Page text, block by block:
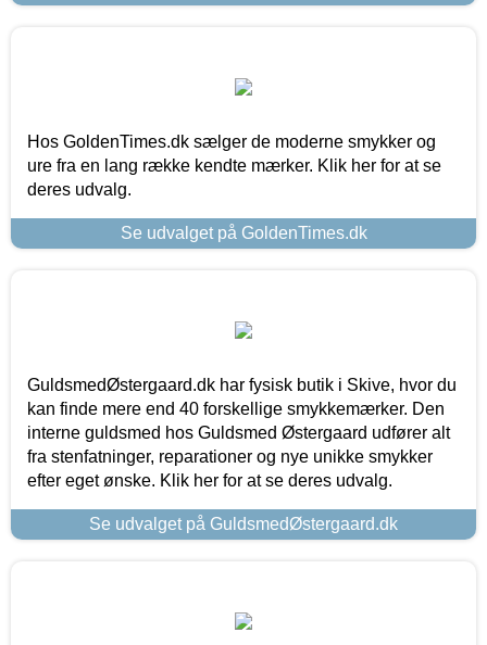
Hos GoldenTimes.dk sælger de moderne smykker og
ure fra en lang række kendte mærker. Klik her for at se
deres udvalg.
Se udvalget på GoldenTimes.dk
GuldsmedØstergaard.dk har fysisk butik i Skive, hvor du
kan finde mere end 40 forskellige smykkemærker. Den
interne guldsmed hos Guldsmed Østergaard udfører alt
fra stenfatninger, reparationer og nye unikke smykker
efter eget ønske. Klik her for at se deres udvalg.
Se udvalget på GuldsmedØstergaard.dk